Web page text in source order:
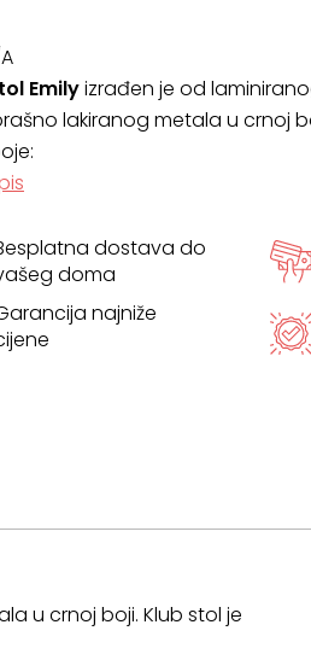
Emilyizrađen je od
lakiranog metala u crnoj
dostava do
doma
najniže
u crnoj boji. Klub stol je